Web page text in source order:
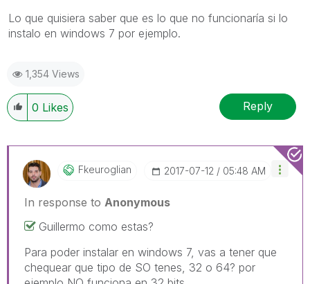
Lo que quisiera saber que es lo que no funcionaría si lo
instalo en windows 7 por ejemplo.
1,354 Views
0 Likes Reply
Fkeuroglian ‎2017-07-12 05:48 AM
In response to Anonymous
Guillermo como estas?
Para poder instalar en windows 7, vas a tener que
chequear que tipo de SO tenes, 32 o 64? por